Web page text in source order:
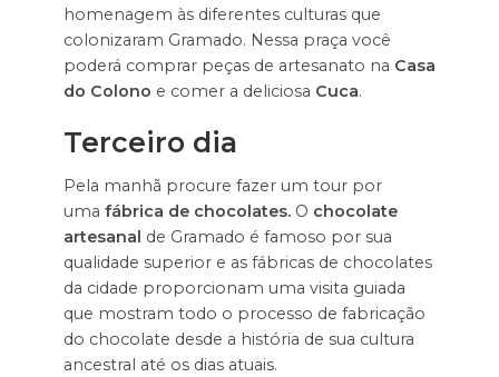
homenagem às diferentes culturas que
colonizaram Gramado. Nessa praça você
poderá comprar peças de artesanato na Casa
do Colono e comer a deliciosa Cuca.
Terceiro dia
Pela manhã procure fazer um tour por
uma fábrica de chocolates.O chocolate
artesanal de Gramado é famoso por sua
qualidade superior e as fábricas de chocolates
da cidade proporcionam uma visita guiada
que mostram todo o processo de fabricação
do chocolate desde a história de sua cultura
ancestral até os dias atuais.